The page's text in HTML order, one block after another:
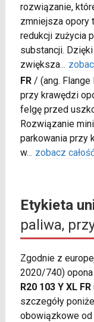
rozwiązanie,
zmniejsza opory
redukcji zużycia
substancji.
zwiększa...
FR/ (ang.
przy krawędzi
felgę przed
Rozwiązanie
parkowania przy
w... zobacz
Etykieta
paliwa,
Zgodnie z
2020/740) opona
R20 103 Y XL FR
szczegóły
obowiązkowe